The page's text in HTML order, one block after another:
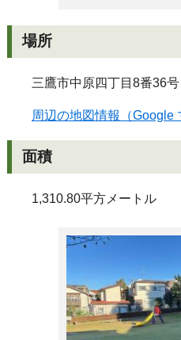
場所
三鷹市中原四丁目8番36号
周辺の地図情報（Google
面積
1,310.80平方メートル